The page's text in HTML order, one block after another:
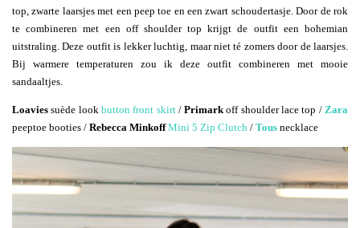
top, zwarte laarsjes met een peep toe en een zwart schoudertasje. Door de rok
te combineren met een off shoulder top krijgt de outfit een bohemian
uitstraling. Deze outfit is lekker luchtig, maar niet té zomers door de laarsjes.
Bij warmere temperaturen zou ik deze outfit combineren met mooie
sandaaltjes.
Loavies suède look button front skirt/Primark off shoulder lace top / Zara
peeptoe booties / Rebecca Minkoff Mini 5 Zip Clutch / Tous necklace